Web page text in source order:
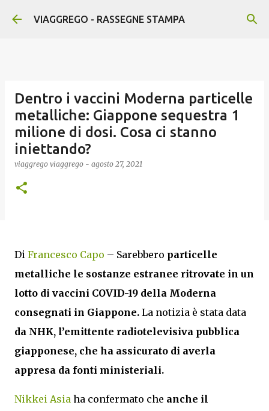
Passa ai contenuti principali
VIAGGREGO - RASSEGNE STAMPA
Dentro i vaccini Moderna particelle
metalliche: Giappone sequestra 1
milione di dosi. Cosa ci stanno
iniettando?
viaggrego viaggrego - agosto 27, 2021
Di Francesco Capo – Sarebbero particelle
metalliche le sostanze estranee ritrovate in un
lotto di vaccini COVID-19 della Moderna
consegnati in Giappone. La notizia è stata data
da NHK, l’emittente radiotelevisiva pubblica
giapponese, che ha assicurato di averla
appresa da fonti ministeriali.
Nikkei Asia ha confermato che anche il